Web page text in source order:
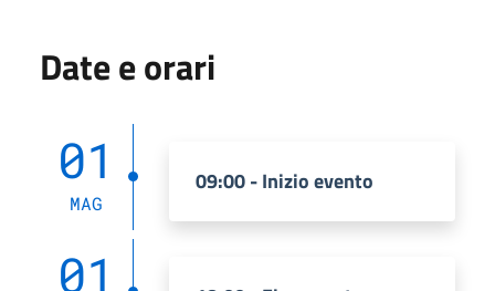
Date e orari
01
MAG
09:00 - Inizio evento
01